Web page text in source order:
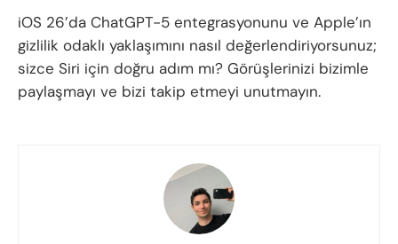
iOS 26’da ChatGPT-5 entegrasyonunu ve Apple’ın
gizlilik odaklı yaklaşımını nasıl değerlendiriyorsunuz;
sizce Siri için doğru adım mı? Görüşlerinizi bizimle
paylaşmayı ve bizi takip etmeyi unutmayın.